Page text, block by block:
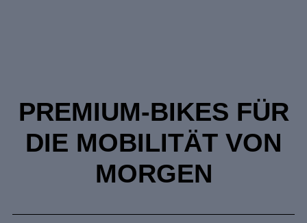
PREMIUM-BIKES FÜR
DIE MOBILITÄT VON
MORGEN